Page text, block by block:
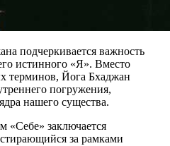
подчеркивается важность
истинного «Я». Вместо
терминов, Йога Бхаджан
погружения,
нашего существа.
«Себе» заключается
за рамками